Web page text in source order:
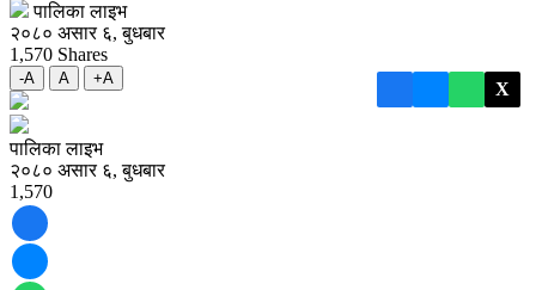
पालिका लाइभ
२०८० असार ६, बुधबार
1,570 Shares
X
-A A +A
पालिका लाइभ
२०८० असार ६, बुधबार
1,570